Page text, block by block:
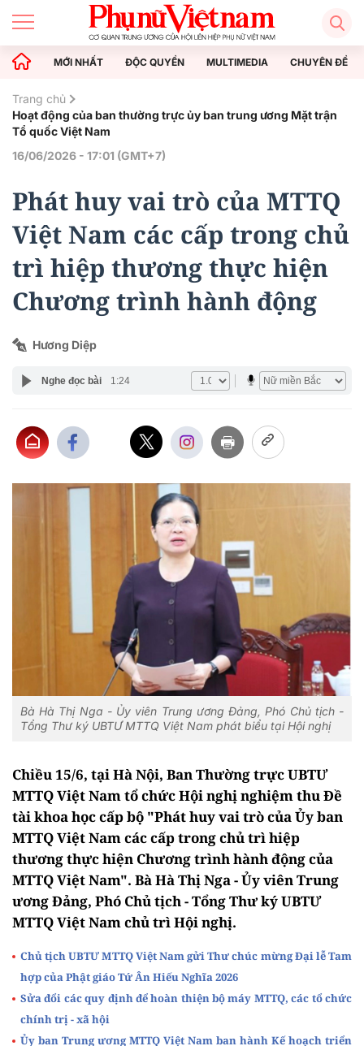
MỚI NHẤT ĐỘC QUYỀN MULTIMEDIA CHUYÊN ĐỀ
Trang chủ
Hoạt động của ban thường trực ủy ban trung ương Mặt trận
Tổ quốc Việt Nam
16/06/2026 - 17:01 (GMT+7)
Phát huy vai trò của MTTQ
Việt Nam các cấp trong chủ
trì hiệp thương thực hiện
Chương trình hành động
Hương Diệp
Nghe đọc bài 1:24
Bà Hà Thị Nga - Ủy viên Trung ương Đảng, Phó Chủ tịch -
Tổng Thư ký UBTƯ MTTQ Việt Nam phát biểu tại Hội nghị
Chiều 15/6, tại Hà Nội, Ban Thường trực UBTƯ
MTTQ Việt Nam tổ chức Hội nghị nghiệm thu Đề
tài khoa học cấp bộ "Phát huy vai trò của Ủy ban
MTTQ Việt Nam các cấp trong chủ trì hiệp
thương thực hiện Chương trình hành động của
MTTQ Việt Nam". Bà Hà Thị Nga - Ủy viên Trung
ương Đảng, Phó Chủ tịch - Tổng Thư ký UBTƯ
MTTQ Việt Nam chủ trì Hội nghị.
Chủ tịch UBTƯ MTTQ Việt Nam gửi Thư chúc mừng Đại lễ Tam
hợp của Phật giáo Tứ Ân Hiếu Nghĩa 2026
Sửa đổi các quy định để hoàn thiện bộ máy MTTQ, các tổ chức
chính trị - xã hội
Ủy ban Trung ương MTTQ Việt Nam ban hành Kế hoạch triển